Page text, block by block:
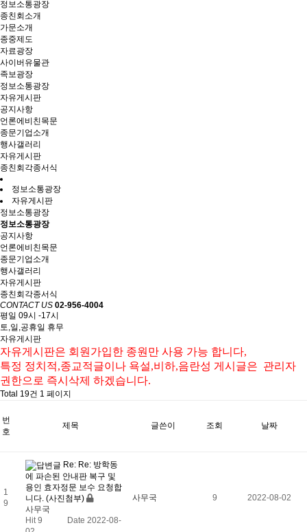
정보소통광장
종친회소개
가문소개
종중제도
자료광장
사이버유물관
족보광장
정보소통광장
자유게시판
공지사항
언론에비친목문
종문기업소개
행사갤러리
자유게시판
종친회각종서식
정보소통광장
자유게시판
정보소통광장
정보소통광장
공지사항
언론에비친목문
종문기업소개
행사갤러리
자유게시판
종친회각종서식
CONTACT US 02-956-4004
평일 09시 -17시
토,일,공휴일 휴무
자유게시판
자유게시판은 회원가입한 종원만 사용 가능 합니다,
특정 정치적,종교적글이나 욕설,비하,음란성 게시글은 관리자
권한으로 즉시삭제 하겠습니다.
Total 19건 1 페이지
번
호
제목 글쓴이 조회 날짜
1
9
Re: Re: 방학동
에 파손된 안내판 복구 및
용인 효자정문 보수 요청합
니다. (사진첨부)
사무국
Hit 9 Date 2022-08-
사무국 9 2022-08-02